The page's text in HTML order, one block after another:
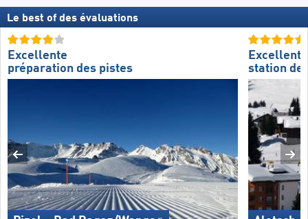
Le best of des évaluations
Excellente
préparation des pistes
Excellente
station